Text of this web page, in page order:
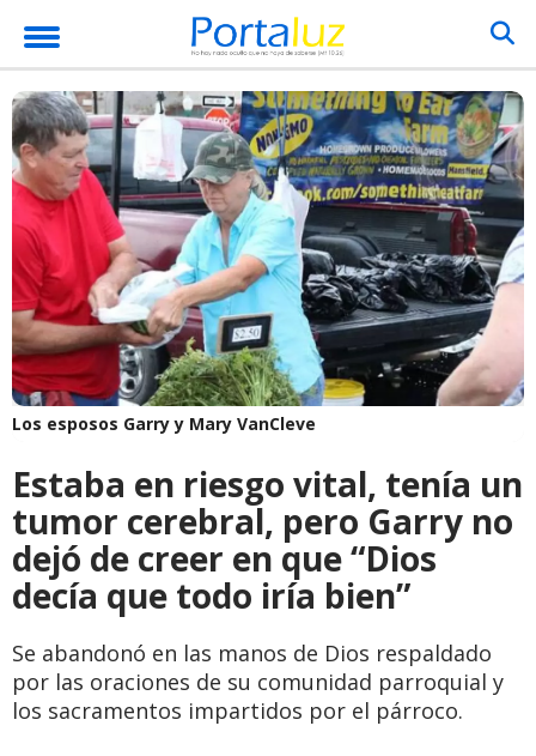
Los esposos Garry y Mary VanCleve
Estaba en riesgo vital, tenía un
tumor cerebral, pero Garry no
dejó de creer en que “Dios
decía que todo iría bien”
Se abandonó en las manos de Dios respaldado
por las oraciones de su comunidad parroquial y
los sacramentos impartidos por el párroco.